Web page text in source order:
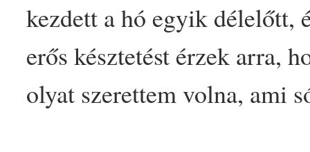
kezdett a hó egyik délelőtt,
erős késztetést érzek arra,
olyat szerettem volna, ami